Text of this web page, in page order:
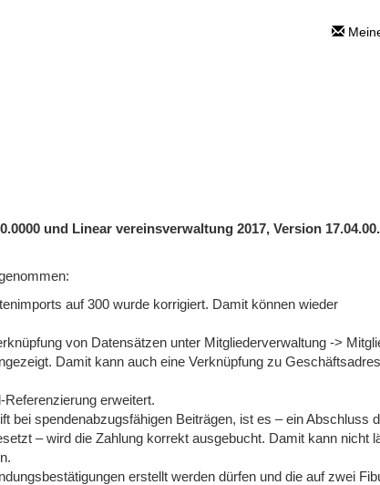
und Linear vereinsverwaltung 2017, Version
auf 300 wurde korrigiert. Damit können wieder
von Datensätzen unter Mitgliederverwaltung ->
Damit kann auch eine Verknüpfung zu
erweitert.
bei spendenabzugsfähigen Beiträgen, ist es – ein Abschluss
– wird die Zahlung korrekt ausgebucht. Damit kann nicht
erstellt werden dürfen und die auf zwei